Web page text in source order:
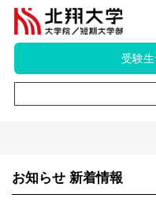
受験
お知らせ 新着情報